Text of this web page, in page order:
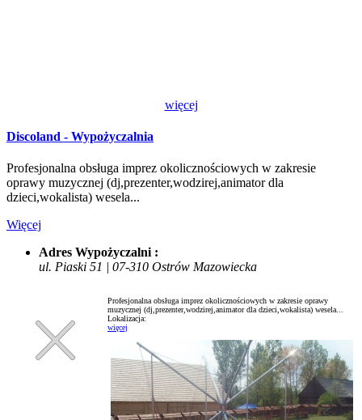
więcej
Discoland - Wypożyczalnia
Profesjonalna obsługa imprez okolicznościowych w zakresie
oprawy muzycznej (dj,prezenter,wodzirej,animator dla
dzieci,wokalista) wesela...
Więcej
Adres Wypożyczalni :
ul. Piaski 51 | 07-310 Ostrów Mazowiecka
Profesjonalna obsługa imprez okolicznościowych w zakresie oprawy
muzycznej (dj,prezenter,wodzirej,animator dla dzieci,wokalista) wesela...
Lokalizacja:
więcej